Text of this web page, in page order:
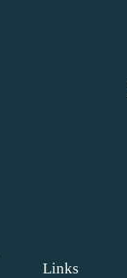
Links